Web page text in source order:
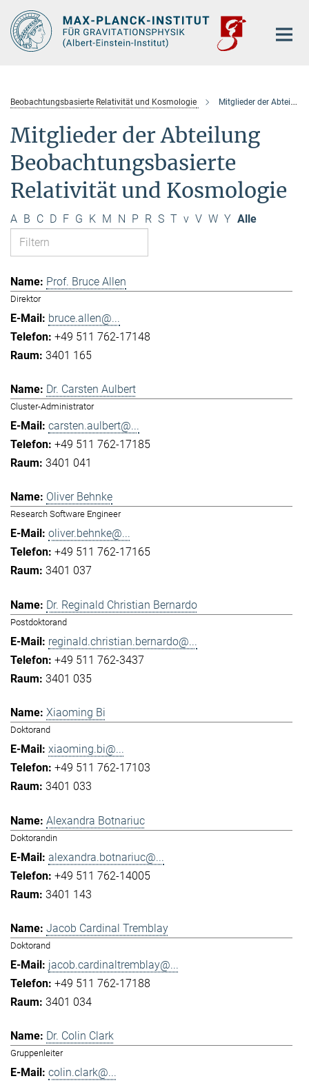
Hauptinhalt
Beobachtungsbasierte Relativität und Kosmologie Mitglieder der Abteilung
Mitglieder der Abteilung
Beobachtungsbasierte
Relativität und Kosmologie
A B C D F G K M N P R S T v V W Y Alle
Prof. Bruce Allen
Direktor
bruce.allen@...
+49 511 762-17148
3401 165
Dr. Carsten Aulbert
Cluster-Administrator
carsten.aulbert@...
+49 511 762-17185
3401 041
Oliver Behnke
Research Software Engineer
oliver.behnke@...
+49 511 762-17165
3401 037
Dr. Reginald Christian Bernardo
Postdoktorand
reginald.christian.bernardo@...
+49 511 762-3437
3401 035
Xiaoming Bi
Doktorand
xiaoming.bi@...
+49 511 762-17103
3401 033
Alexandra Botnariuc
Doktorandin
alexandra.botnariuc@...
+49 511 762-14005
3401 143
Jacob Cardinal Tremblay
Doktorand
jacob.cardinaltremblay@...
+49 511 762-17188
3401 034
Dr. Colin Clark
Gruppenleiter
colin.clark@...